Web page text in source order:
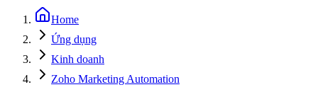
Home
Ứng dụng
Kinh doanh
Zoho Marketing Automation